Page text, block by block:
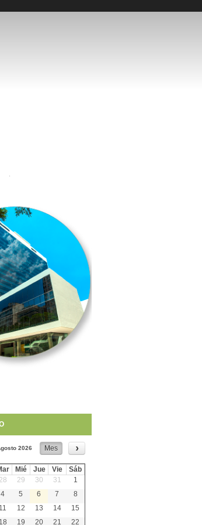
2026 Mes ›
Mié Jue Vie
Sáb
28 29 30 31
1
4 5 6 7
8
11 12 13 14
15
18 19 20 21 22